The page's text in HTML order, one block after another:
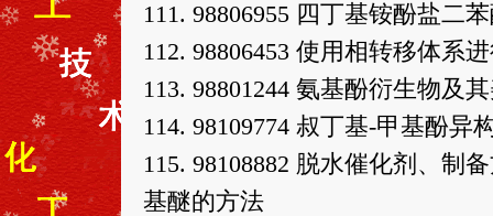
111. 98806955 四丁基铵酚盐二
112. 98806453 使用相转移体系
113. 98801244 氨基酚衍生物及
114. 98109774 叔丁基-甲基酚异
115. 98108882 脱水催化剂、制
基醚的方法